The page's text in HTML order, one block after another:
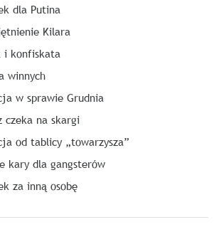
dla Putina
Kilara
i konfiskata
winnych
w sprawie Grudnia
czeka na skargi
od tablicy „towarzysza”
kary dla gangsterów
za inną osobę